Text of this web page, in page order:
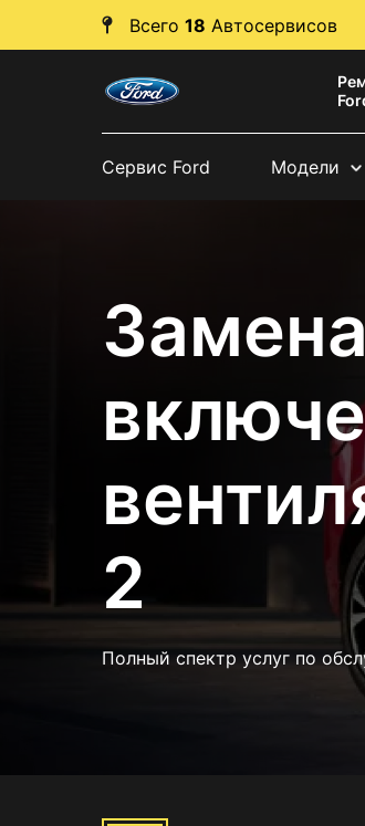
Всего 18 Автосервисов
Сервис Ford Модели
2
Полный спектр услуг по